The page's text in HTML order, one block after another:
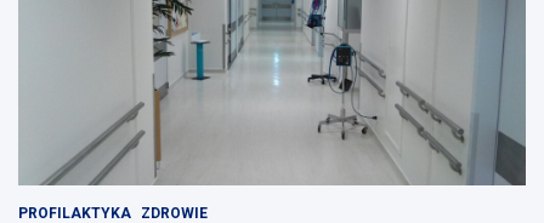
PROFILAKTYKA ZDROWIE